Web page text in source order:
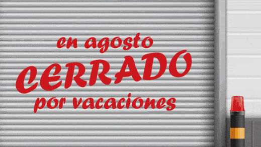
e Italia con una línea regular
e Italia a Palma de Mallorca con dos nuevos buques de
por semana con los enclaves de Cagliari y Salerno.
suscrito a Transporte XXI, el periódico del transporte y